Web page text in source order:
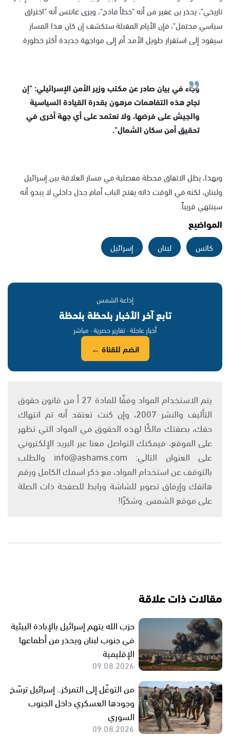
تاريخي"، يحذر بن غفير من أنه "خطأ فادح"، ويرى غانتس أنه "اختراق
سياسي محتمل"، فإن الأيام المقبلة ستكشف إن كان هذا المسار
سيقود إلى استقرار طويل الأمد أم إلى مواجهة جديدة أكثر خطورة.
وجاء في بيان صادر عن مكتب وزير الأمن الإسرائيلي: "إن
نجاح هذه التفاهمات مرهون بقدرة القيادة السياسية
والجيش على فرضها، ولا نعتمد على أي جهة أخرى في
تحقيق أمن سكان الشمال".
وبهذا، يظل الاتفاق محطة مفصلية في مسار العلاقة بين إسرائيل
ولبنان، لكنه في الوقت ذاته يفتح الباب أمام جدل داخلي لا يبدو أنه
سينتهي قريباً.
المواضيع
كاتس لبنان إسرائيل
إذاعة الشمس
تابع آخر الأخبار بلحظة بلحظة
أخبار عاجلة · تقارير حصرية · مباشر
انضم للقناة ←
يتم الاستخدام المواد وفقًا للمادة 27 أ من قانون حقوق
التأليف والنشر 2007، وإن كنت تعتقد أنه تم انتهاك
حقك، بصفتك مالكًا لهذه الحقوق في المواد التي تظهر
على الموقع، فيمكنك التواصل معنا عبر البريد الإلكتروني
على العنوان التالي: info@ashams.com والطلب
بالتوقف عن استخدام المواد، مع ذكر اسمك الكامل ورقم
هاتفك وإرفاق تصوير للشاشة ورابط للصفحة ذات الصلة
على موقع الشمس. وشكرًا!
مقالات ذات علاقة
حزب الله يتهم إسرائيل بالإبادة البيئية
في جنوب لبنان ويحذر من أطماعها
الإقليمية
09.08.2026
من التوغّل إلى التمركز.. إسرائيل ترسّخ
وجودها العسكري داخل الجنوب
السوري
09.08.2026